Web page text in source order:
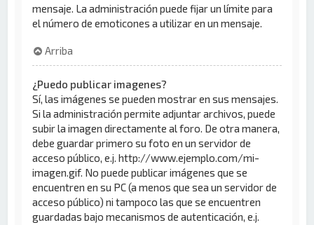
mensaje. La administración puede fijar un límite para
el número de emoticones a utilizar en un mensaje.
Arriba
¿Puedo publicar imagenes?
Sí, las imágenes se pueden mostrar en sus mensajes.
Si la administración permite adjuntar archivos, puede
subir la imagen directamente al foro. De otra manera,
debe guardar primero su foto en un servidor de
acceso público, e.j. http://www.ejemplo.com/mi-
imagen.gif. No puede publicar imágenes que se
encuentren en su PC (a menos que sea un servidor de
acceso público) ni tampoco las que se encuentren
guardadas bajo mecanismos de autenticación, e.j.